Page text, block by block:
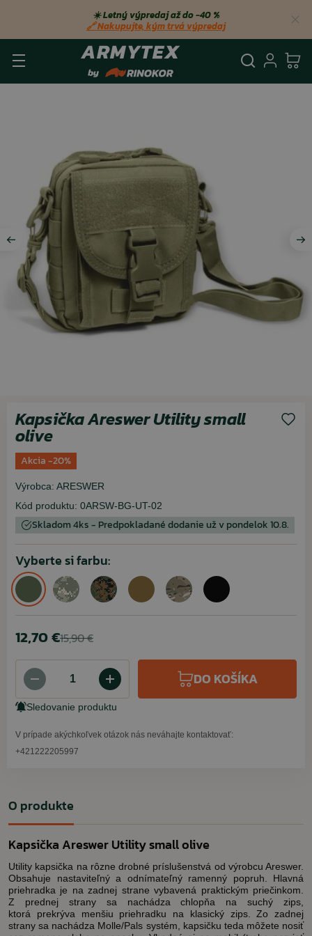
☀️ Letný výpredaj až do −40 %
🔗 Nakupujte, kým trvá výpredaj
Kapsička Areswer Utility small
olive
Akcia -20%
Výrobca: ARESWER
Kód produktu: 0ARSW-BG-UT-02
Skladom 4ks - Predpokladané dodanie už v pondelok 10.8.
Vyberte si farbu:
12,70 €15,90 €
DO KOŠÍKA
Sledovanie produktu
V prípade akýchkoľvek otázok nás neváhajte kontaktovať:
+421222205997
O produkte
Kapsička Areswer Utility small olive
Utility kapsička na rôzne drobné príslušenstvá od výrobcu Areswer.
Obsahuje nastaviteľný a odnímateľný ramenný popruh. Hlavná
priehradka je na zadnej strane vybavená praktickým priečinkom.
Z prednej strany sa nachádza chlopňa na suchý zips,
ktorá prekrýva menšiu priehradku na klasický zips. Zo zadnej
strany sa nachádza Molle/Pals systém, kapsičku teda môžete nosiť